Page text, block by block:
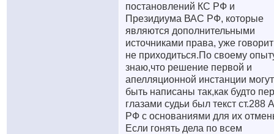
постановлений КС РФ и
Президиума ВАС РФ, которые
являются дополнительными
источниками права, уже
не приходиться.По своему
знаю,что решение первой и
апелляционной инстанции могут
быть написаны так,как будто
глазами судьи был текст ст.288
РФ с основаниями для их
Если гонять дела по всем